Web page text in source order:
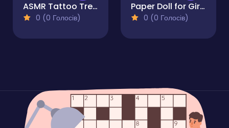
ASMR Tattoo Treatment
0 (0 Голосів)
Paper Doll for Girls Dress Up
0 (0 Голосів)